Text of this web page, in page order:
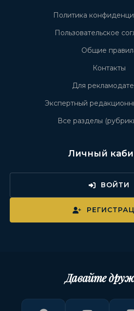
Политика
Пользовательское
Общие
Контакты
Для
Экспертный
Все разделы
Личный
ВОЙТИ
Давайте